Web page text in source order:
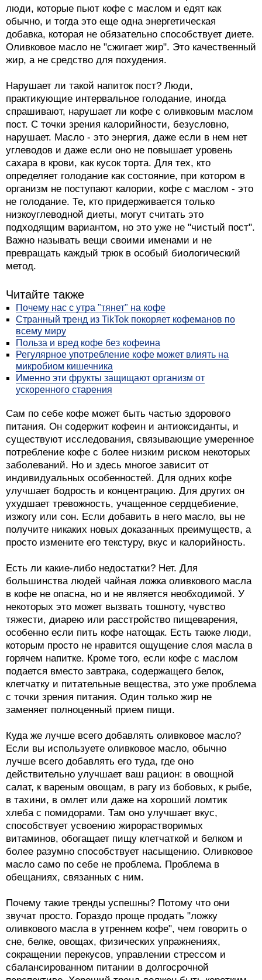
люди, которые пьют кофе с маслом и едят как
обычно, и тогда это еще одна энергетическая
добавка, которая не обязательно способствует диете.
Оливковое масло не "сжигает жир". Это качественный
жир, а не средство для похудения.
Нарушает ли такой напиток пост? Люди,
практикующие интервальное голодание, иногда
спрашивают, нарушает ли кофе с оливковым маслом
пост. С точки зрения калорийности, безусловно,
нарушает. Масло - это энергия, даже если в нем нет
углеводов и даже если оно не повышает уровень
сахара в крови, как кусок торта. Для тех, кто
определяет голодание как состояние, при котором в
организм не поступают калории, кофе с маслом - это
не голодание. Те, кто придерживается только
низкоуглеводной диеты, могут считать это
подходящим вариантом, но это уже не "чистый пост".
Важно называть вещи своими именами и не
превращать каждый трюк в особый биологический
метод.
Читайте также
Почему нас с утра "тянет" на кофе
Странный тренд из TikTok покоряет кофеманов по
всему миру
Польза и вред кофе без кофеина
Регулярное употребление кофе может влиять на
микробиом кишечника
Именно эти фрукты защищают организм от
ускоренного старения
Сам по себе кофе может быть частью здорового
питания. Он содержит кофеин и антиоксиданты, и
существуют исследования, связывающие умеренное
потребление кофе с более низким риском некоторых
заболеваний. Но и здесь многое зависит от
индивидуальных особенностей. Для одних кофе
улучшает бодрость и концентрацию. Для других он
ухудшает тревожность, учащенное сердцебиение,
изжогу или сон. Если добавить в него масло, вы не
получите никаких новых доказанных преимуществ, а
просто измените его текстуру, вкус и калорийность.
Есть ли какие-либо недостатки? Нет. Для
большинства людей чайная ложка оливкового масла
в кофе не опасна, но и не является необходимой. У
некоторых это может вызвать тошноту, чувство
тяжести, диарею или расстройство пищеварения,
особенно если пить кофе натощак. Есть также люди,
которым просто не нравится ощущение слоя масла в
горячем напитке. Кроме того, если кофе с маслом
подается вместо завтрака, содержащего белок,
клетчатку и питательные вещества, это уже проблема
с точки зрения питания. Один только жир не
заменяет полноценный прием пищи.
Куда же лучше всего добавлять оливковое масло?
Если вы используете оливковое масло, обычно
лучше всего добавлять его туда, где оно
действительно улучшает ваш рацион: в овощной
салат, к вареным овощам, в рагу из бобовых, к рыбе,
в тахини, в омлет или даже на хороший ломтик
хлеба с помидорами. Там оно улучшает вкус,
способствует усвоению жирорастворимых
витаминов, обогащает пищу клетчаткой и белком и
более разумно способствует насыщению. Оливковое
масло само по себе не проблема. Проблема в
обещаниях, связанных с ним.
Почему такие тренды успешны? Потому что они
звучат просто. Гораздо проще продать "ложку
оливкового масла в утреннем кофе", чем говорить о
сне, белке, овощах, физических упражнениях,
сокращении перекусов, управлении стрессом и
сбалансированном питании в долгосрочной